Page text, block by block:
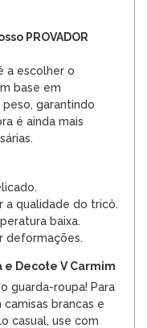
PROVADOR
a escolher o
base em
garantindo
é ainda mais
a qualidade do tricô.
baixa.
deformações.
e Decote V Carmim
guarda-roupa! Para
brancas e
casual, use com